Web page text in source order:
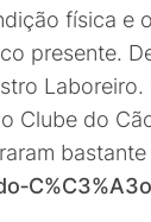
física e
presente.
Clube do